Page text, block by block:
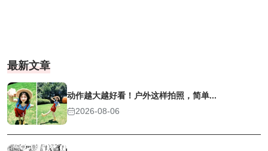
最新文章
动作越大越好看！户外这样拍照，简单...
2026-08-06